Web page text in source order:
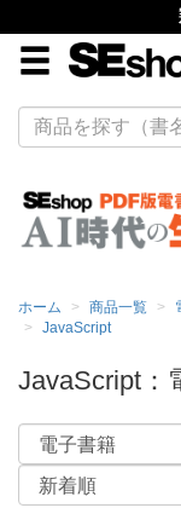
ホーム 商品一覧
JavaScript
JavaScript：